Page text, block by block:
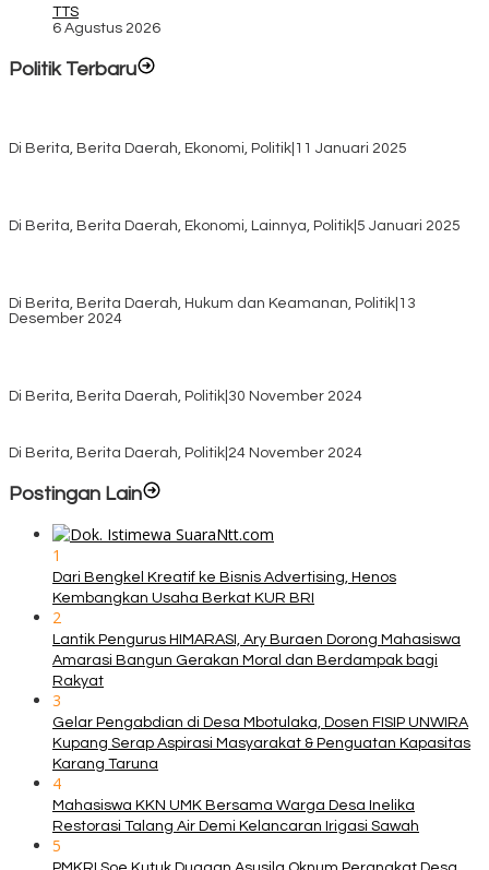
TTS
6 Agustus 2026
Politik Terbaru
Di Berita, Berita Daerah, Ekonomi, Politik 11 Januari 2025
Di Berita, Berita Daerah, Ekonomi, Lainnya, Politik 5 Januari 2025
Di Berita, Berita Daerah, Hukum dan Keamanan, Politik 13
Desember 2024
Di Berita, Berita Daerah, Politik 30 November 2024
Di Berita, Berita Daerah, Politik 24 November 2024
Postingan Lain
1
Dari Bengkel Kreatif ke Bisnis Advertising, Henos
Kembangkan Usaha Berkat KUR BRI
2
Lantik Pengurus HIMARASI, Ary Buraen Dorong Mahasiswa
Amarasi Bangun Gerakan Moral dan Berdampak bagi
Rakyat
3
Gelar Pengabdian di Desa Mbotulaka, Dosen FISIP UNWIRA
Kupang Serap Aspirasi Masyarakat & Penguatan Kapasitas
Karang Taruna
4
Mahasiswa KKN UMK Bersama Warga Desa Inelika
Restorasi Talang Air Demi Kelancaran Irigasi Sawah
5